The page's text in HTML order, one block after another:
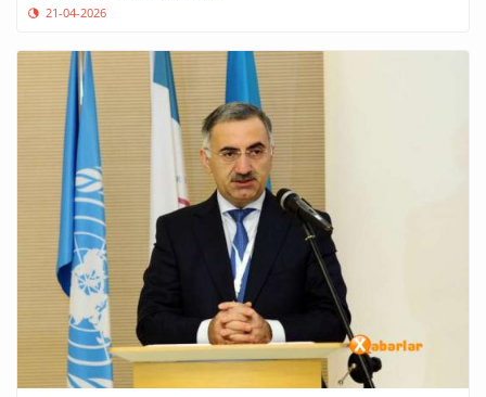
21-04-2026